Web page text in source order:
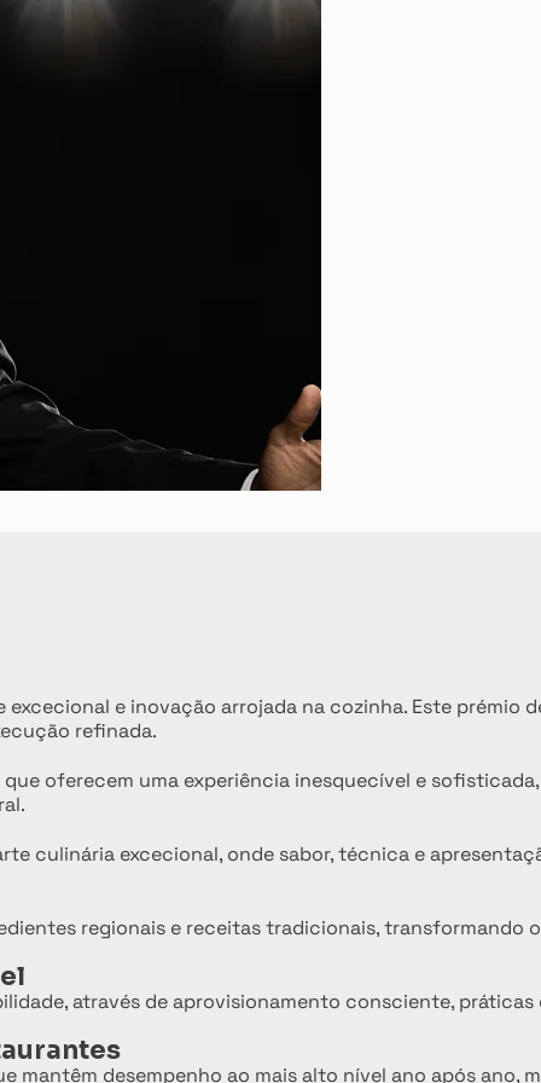
e inovação arrojada na cozinha. Este prémio
refinada.
oferecem uma experiência inesquecível e
culinária excecional, onde sabor, técnica e
regionais e receitas tradicionais, transformando
através de aprovisionamento consciente, práticas
mantêm desempenho ao mais alto nível ano após ano,